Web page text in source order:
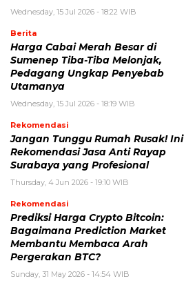
Wednesday, 15 Jul 2026 - 18:22 WIB
Berita
Harga Cabai Merah Besar di
Sumenep Tiba-Tiba Melonjak,
Pedagang Ungkap Penyebab
Utamanya
Wednesday, 15 Jul 2026 - 18:19 WIB
Rekomendasi
Jangan Tunggu Rumah Rusak! Ini
Rekomendasi Jasa Anti Rayap
Surabaya yang Profesional
Thursday, 4 Jun 2026 - 19:10 WIB
Rekomendasi
Prediksi Harga Crypto Bitcoin:
Bagaimana Prediction Market
Membantu Membaca Arah
Pergerakan BTC?
Sunday, 31 May 2026 - 14:54 WIB